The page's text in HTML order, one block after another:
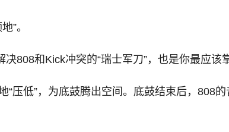
”。
决808和Kick冲突的“瑞士军刀”，也是你最应该
压低”，为底鼓腾出空间。底鼓结束后，808的